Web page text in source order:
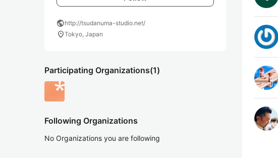
publichttp://tsudanuma-studio.net/
location_onTokyo, Japan
Participating Organizations(1)
Following Organizations
No Organizations you are following